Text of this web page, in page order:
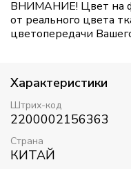
ВНИМАНИЕ! Цвет на
от реального цвета
цветопередачи
Характеристики
Штрих-код
2200002156363
Страна
КИТАЙ